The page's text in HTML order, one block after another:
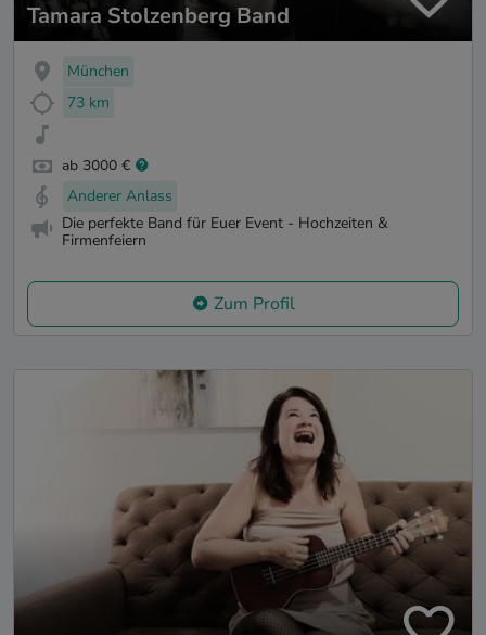
Tamara Stolzenberg Band
München
73 km
ab 3000 €
Anderer Anlass
Die perfekte Band für Euer Event - Hochzeiten &
Firmenfeiern
Zum Profil